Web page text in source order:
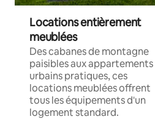
Locations entièrement
meublées
Des cabanes de montagne
paisibles aux appartements
urbains pratiques, ces
locations meublées offrent
tous les équipements d'un
logement standard.